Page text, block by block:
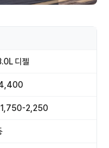
디젤
2,250